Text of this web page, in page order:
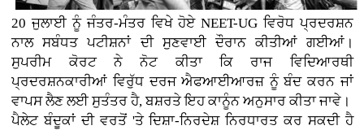
20 ਜੁਲਾਈ ਨੂੰ ਜੰਤਰ-ਮੰਤਰ ਵਿਖੇ ਹੋਏ NEET-UG ਵਿਰੋਧ ਪ੍ਰਦਰਸ਼ਨ
ਨਾਲ ਸਬੰਧਤ ਪਟੀਸ਼ਨਾਂ ਦੀ ਸੁਣਵਾਈ ਦੌਰਾਨ ਕੀਤੀਆਂ ਗਈਆਂ।
ਸੁਪਰੀਮ ਕੋਰਟ ਨੇ ਨੋਟ ਕੀਤਾ ਕਿ ਰਾਜ ਵਿਦਿਆਰਥੀ
ਪ੍ਰਦਰਸ਼ਨਕਾਰੀਆਂ ਵਿਰੁੱਧ ਦਰਜ ਐਫਆਈਆਰਜ਼ ਨੂੰ ਬੰਦ ਕਰਨ ਜਾਂ
ਵਾਪਸ ਲੈਣ ਲਈ ਸੁਤੰਤਰ ਹੈ, ਬਸ਼ਰਤੇ ਇਹ ਕਾਨੂੰਨ ਅਨੁਸਾਰ ਕੀਤਾ ਜਾਵੇ।
ਪੈਲੇਟ ਬੰਦੂਕਾਂ ਦੀ ਵਰਤੋਂ 'ਤੇ ਦਿਸ਼ਾ-ਨਿਰਦੇਸ਼ ਨਿਰਧਾਰਤ ਕਰ ਸਕਦੀ ਹੈ